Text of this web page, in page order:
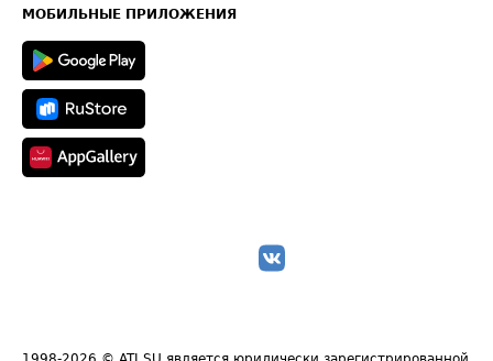
Техническая информация
МОБИЛЬНЫЕ ПРИЛОЖЕНИЯ